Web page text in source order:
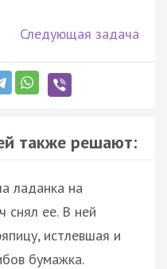
Следующая задача
также решают:
ладанка на
снял ее. В ней
истлевшая и
бумажка.